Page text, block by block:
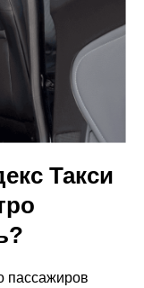
Такси
пассажиров